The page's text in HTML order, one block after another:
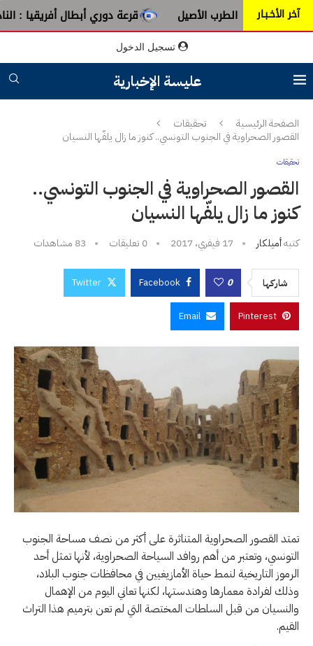
آخر الأخـبـار
عبق الطرب الأصيل قرعة دوري أبطال أفريقيا : النادي
تسجيل الدخول
عليسة الإخبارية
الصفحة الرئيسية
تحقيقات
القصور الصحراوية في الجنوب التونسي.. كنوز ما زال يلفّها النسيان
تحقيقات
القصور الصحراوية في الجنوب التونسي..
كنوز ما زال يلفّها النسيان
كتبهأميلكار 17 فيفري، 2017 0 تعليقات 83 مشاهدات
شاركها 0
Facebook
Twitter
Pinterest
Email
تمتد القصور الصحراوية المتناثرة على أكثر من نصف مساحة الجنوب
التونسي، وتعتبر من أهم روافد السياحة الصحراوية، لأنها تمثل أحد
الرموز التاريخية لنمط حياة الأمازيغيين في محافظات جنوب البلاد،
وذلك لفرادة معمارها وهندستها، لكنها تعاني اليوم من الإهمال
والنسيان من قبل السلطات المختصة التي لم تعن بترميم هذا التراث
القيم.